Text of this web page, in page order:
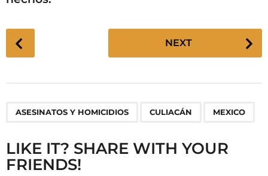
P
o
i
n
NEXT
ASESINATOS Y HOMICIDIOS CULIACÁN MEXICO
LIKE IT? SHARE WITH YOUR
FRIENDS!